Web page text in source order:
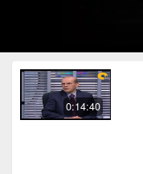
0:14:40